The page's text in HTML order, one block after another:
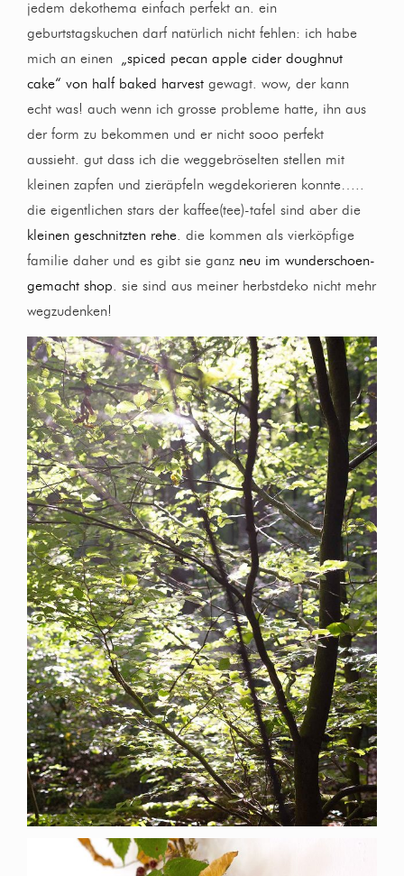
jedem dekothema einfach perfekt an. ein
geburtstagskuchen darf natürlich nicht fehlen: ich habe
mich an einen
„spiced pecan apple cider doughnut
cake“ von half baked harvest gewagt. wow, der kann
echt was! auch wenn ich grosse probleme hatte, ihn aus
der form zu bekommen und er nicht sooo perfekt
aussieht. gut dass ich die weggebröselten stellen mit
kleinen zapfen und zieräpfeln wegdekorieren konnte…..
die eigentlichen stars der kaffee(tee)-tafel sind aber die
kleinen geschnitzten rehe . die kommen als vierköpfige
familie daher und es gibt sie ganz neu im wunderschoen-
gemacht shop . sie sind aus meiner herbstdeko nicht mehr
wegzudenken!